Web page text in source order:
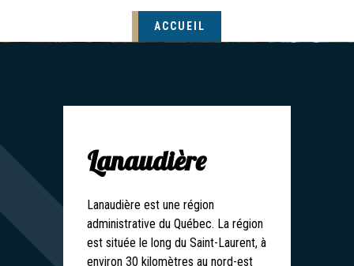
ACCUEIL
Lanaudière
Lanaudière est une région
administrative du Québec. La région
est située le long du Saint-Laurent, à
environ 30 kilomètres au nord-est